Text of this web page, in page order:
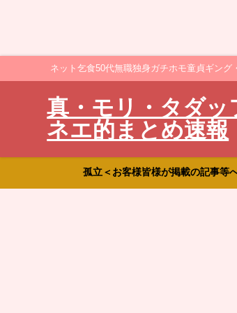
ネット乞食50代無職独身ガチホモ童貞ギン
真・モリ・タダッ
ネエ的まとめ速報
孤立＜お客様皆様が掲載の記事等